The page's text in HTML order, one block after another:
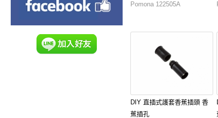
Pomona 122505A
DIY 直插式護套香蕉插頭 香
蕉插孔